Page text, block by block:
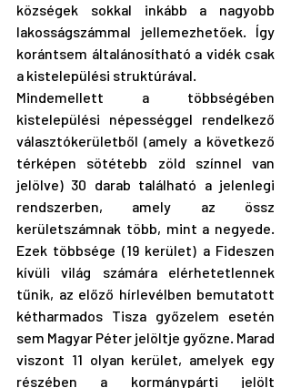
községek sokkal inkább a nagyobb
lakosságszámmal jellemezhetőek. Így
korántsem általánosítható a vidék csak
a kistelepülési struktúrával.
Mindemellett a többségében
kistelepülési népességgel rendelkező
választókerületből (amely a következő
térképen sötétebb zöld színnel van
jelölve) 30 darab található a jelenlegi
rendszerben, amely az össz
kerületszámnak több, mint a negyede.
Ezek többsége (19 kerület) a Fideszen
kívüli világ számára elérhetetlennek
tűnik, az előző hírlevélben bemutatott
kétharmados Tisza győzelem esetén
sem Magyar Péter jelöltje győzne. Marad
viszont 11 olyan kerület, amelyek egy
részében a kormánypárti jelölt